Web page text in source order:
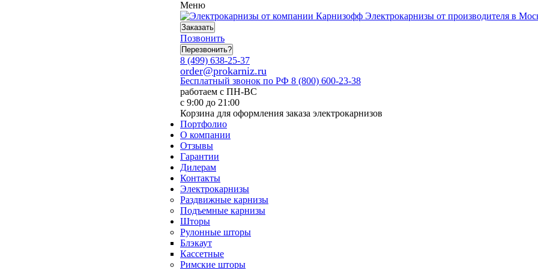
Меню
Электрокарнизы от производителя в
Заказать
Позвонить
Перезвонить?
8 (499) 638-25-37
order@prokarniz.ru
Бесплатный звонок по РФ 8 (800) 600-23-38
работаем с ПН-ВС
с 9:00 до 21:00
Корзина для оформления заказа электрокарнизов
Портфолио
О компании
Отзывы
Гарантии
Дилерам
Контакты
Электрокарнизы
Раздвижные карнизы
Подъемные карнизы
Шторы
Рулонные шторы
Блэкаут
Кассетные
Римские шторы